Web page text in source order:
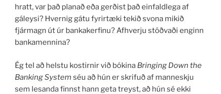
hratt, var það planað eða gerðist það einfaldlega af
gáleysi? Hvernig gátu fyrirtæki tekið svona mikið
fjármagn út úr bankakerfinu? Afhverju stöðvaði enginn
bankamennina?
Ég tel að helstu kostirnir við bókina Bringing Down the
Banking System séu að hún er skrifuð af manneskju
sem lesanda finnst hann geta treyst, að hún sé ekki